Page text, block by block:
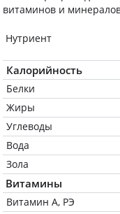
витаминов и
Нутриент
Калорийность
Белки
Жиры
Углеводы
Вода
Зола
Витамины
Витамин А, РЭ